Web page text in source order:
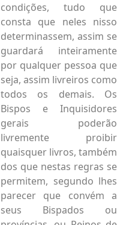
condições, tudo que
consta que neles nisso
determinassem, assim se
guardará inteiramente
por qualquer pessoa que
seja, assim livreiros como
todos os demais. Os
Bispos e Inquisidores
gerais poderão
livremente proibir
quaisquer livros, também
dos que nestas regras se
permitem, segundo lhes
parecer que convém a
seus Bispados ou